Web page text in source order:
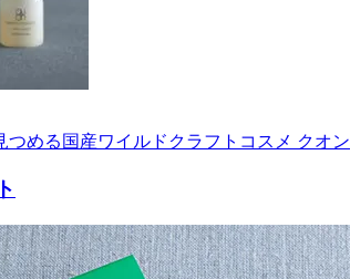
つめる国産ワイルドクラフトコスメ クオン